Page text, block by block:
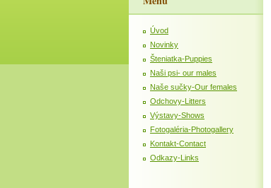
Úvod
Novinky
Šteniatka-Puppies
Naši psi- our males
Naše sučky-Our females
Odchovy-Litters
Výstavy-Shows
Fotogaléria-Photogallery
Kontakt-Contact
Odkazy-Links